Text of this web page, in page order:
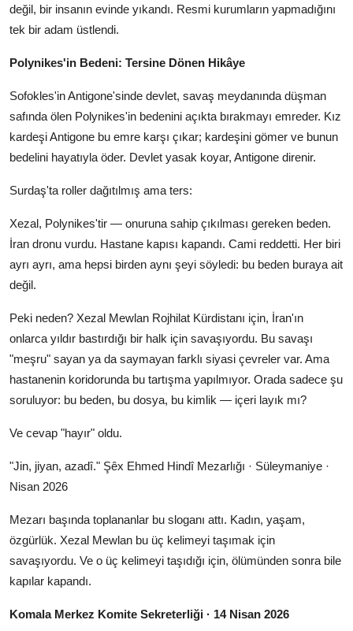
değil, bir insanın evinde yıkandı. Resmi kurumların yapmadığını
tek bir adam üstlendi.
Polynikes'in Bedeni: Tersine Dönen Hikâye
Sofokles'in Antigone'sinde devlet, savaş meydanında düşman
safında ölen Polynikes'in bedenini açıkta bırakmayı emreder. Kız
kardeşi Antigone bu emre karşı çıkar; kardeşini gömer ve bunun
bedelini hayatıyla öder. Devlet yasak koyar, Antigone direnir.
Surdaş'ta roller dağıtılmış ama ters:
Xezal, Polynikes'tir — onuruna sahip çıkılması gereken beden.
İran dronu vurdu. Hastane kapısı kapandı. Cami reddetti. Her biri
ayrı ayrı, ama hepsi birden aynı şeyi söyledi: bu beden buraya ait
değil.
Peki neden? Xezal Mewlan Rojhilat Kürdistanı için, İran'ın
onlarca yıldır bastırdığı bir halk için savaşıyordu. Bu savaşı
"meşru" sayan ya da saymayan farklı siyasi çevreler var. Ama
hastanenin koridorunda bu tartışma yapılmıyor. Orada sadece şu
soruluyor: bu beden, bu dosya, bu kimlik — içeri layık mı?
Ve cevap "hayır" oldu.
"Jin, jiyan, azadî." Şêx Ehmed Hindî Mezarlığı · Süleymaniye ·
Nisan 2026
Mezarı başında toplananlar bu sloganı attı. Kadın, yaşam,
özgürlük. Xezal Mewlan bu üç kelimeyi taşımak için
savaşıyordu. Ve o üç kelimeyi taşıdığı için, ölümünden sonra bile
kapılar kapandı.
Komala Merkez Komite Sekreterliği · 14 Nisan 2026